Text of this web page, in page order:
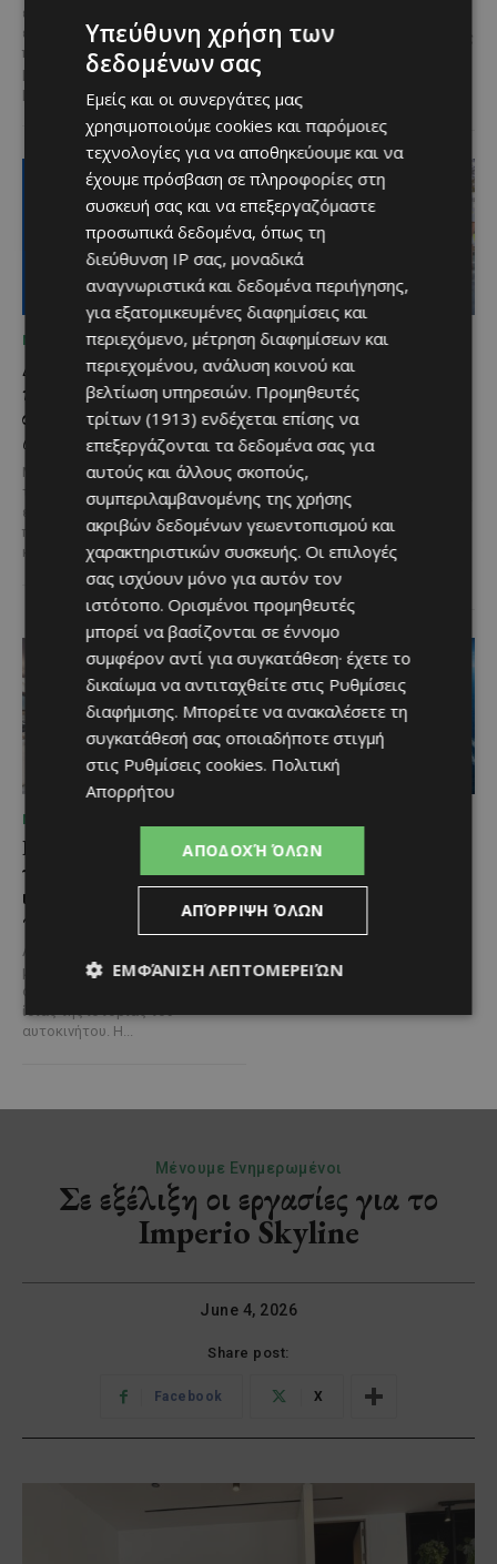
εκδηλώσεις του καλοκαιριού
επιστρέφει στα Λεύκαρα,
προσκαλώντας μικρούς και
μεγάλους να απολαύσουν
μοναδικές...
ραντεβού στον Πρωταρά, καθώς
το 10ο Φεστιβάλ Αγροτικού
Πολιτισμού θα πραγματοποιηθεί
στις 2...
ΜΈΝΟΥΜΕ ΕΝΗΜΕΡΩΜΈΝΟΙ
Διεθνώς αναγνωρισμένα
κρασιά στην κορυφαία
σχέση ποιότητας-τιμής
από τη Lidl Κύπρου
Με σφραγίδα ποιότητας από
τους Masters of Wine, η κάβα της
εταιρείας συνδυάζει εξαιρετική
ποικιλία, διεθνείς διακρίσεις
και...
ΜΈΝΟΥΜΕ ΕΝΗΜΕΡΩΜΈΝΟΙ
Ξεκίνησε η
αντικατάσταση 100
χιλιομέτρων δικτύου
ύδρευσης στο κέντρο της
Λεμεσού
Έργο προϋπολογισμού €9,2 εκατ.
με συγχρηματοδότηση από την
Ε.Ε. Με τελετή που
πραγματοποιήθηκε το πρωί της
Πέμπτης, 6 Αυγούστου...
ΜΈΝΟΥΜΕ ΕΝΗΜΕΡΩΜΈΝΟΙ
Η Mercedes-Benz
γιορτάζει έναν αιώνα
ιστορίας και κοιτάζει
προς το μέλλον
Λίγες αυτοκινητοβιομηχανίες
μπορούν να ισχυριστούν ότι το
όνομά τους έγινε συνώνυμο της
ίδιας της ιστορίας του
αυτοκινήτου. Η...
Ο τουρισμός ως εθνική
υπόθεση
Του Γιάννου Πανταζή* Είναι κοινή
σημαντικότερες βιομηχανίες της
Υπεύθυνη χρήση των
δεδομένων σας
Εμείς και οι συνεργάτες μας
χρησιμοποιούμε cookies και παρόμοιες
τεχνολογίες για να αποθηκεύουμε και να
έχουμε πρόσβαση σε πληροφορίες στη
συσκευή σας και να επεξεργαζόμαστε
προσωπικά δεδομένα, όπως τη
διεύθυνση IP σας, μοναδικά
αναγνωριστικά και δεδομένα περιήγησης,
για εξατομικευμένες διαφημίσεις και
περιεχόμενο, μέτρηση διαφημίσεων και
περιεχομένου, ανάλυση κοινού και
βελτίωση υπηρεσιών. Προμηθευτές
τρίτων (1913) ενδέχεται επίσης να
επεξεργάζονται τα δεδομένα σας για
αυτούς και άλλους σκοπούς,
συμπεριλαμβανομένης της χρήσης
ακριβών δεδομένων γεωεντοπισμού και
χαρακτηριστικών συσκευής. Οι επιλογές
σας ισχύουν μόνο για αυτόν τον
ιστότοπο. Ορισμένοι προμηθευτές
μπορεί να βασίζονται σε έννομο
συμφέρον αντί για συγκατάθεση· έχετε το
δικαίωμα να αντιταχθείτε στις Ρυθμίσεις
διαφήμισης. Μπορείτε να ανακαλέσετε τη
συγκατάθεσή σας οποιαδήποτε στιγμή
στις Ρυθμίσεις cookies. Πολιτική
Απορρήτου
ΑΠΟΔΟΧΉ ΌΛΩΝ
ΑΠΌΡΡΙΨΗ ΌΛΩΝ
ΕΜΦΆΝΙΣΗ ΛΕΠΤΟΜΕΡΕΙΏΝ